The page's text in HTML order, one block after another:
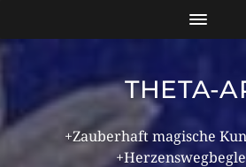
THETA-
+Zauberhaft magische